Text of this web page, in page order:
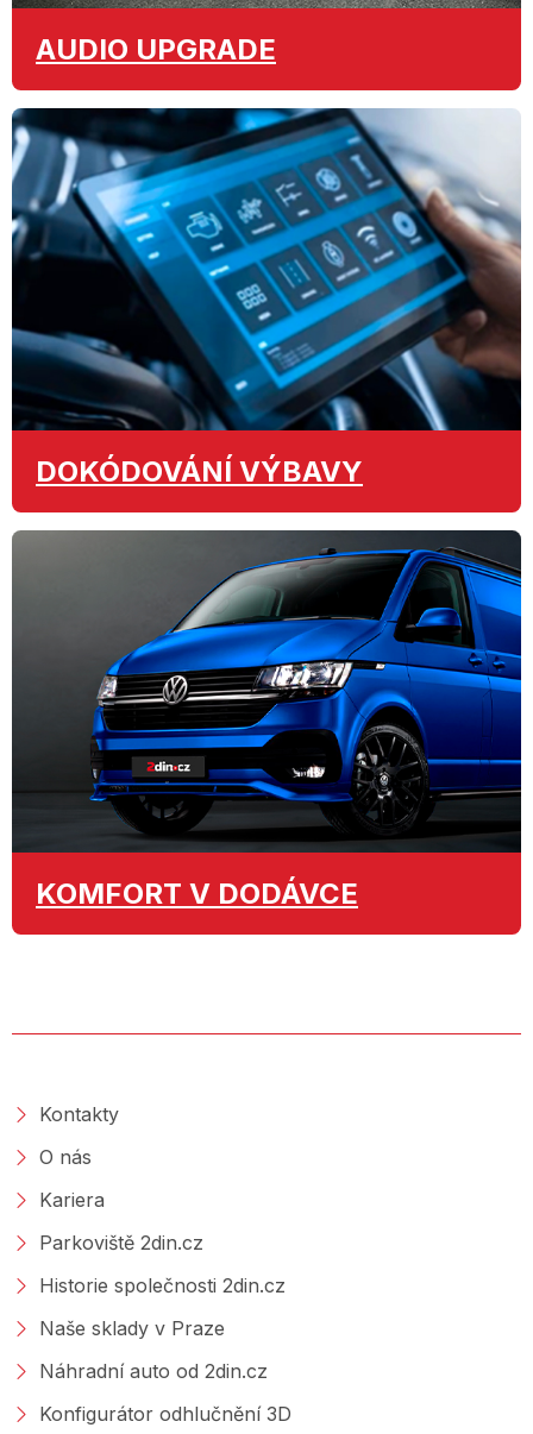
AUDIO UPGRADE
DOKÓDOVÁNÍ VÝBAVY
KOMFORT V DODÁVCE
Kontakty
O nás
Kariera
Parkoviště 2din.cz
Historie společnosti 2din.cz
Naše sklady v Praze
Náhradní auto od 2din.cz
Konfigurátor odhlučnění 3D